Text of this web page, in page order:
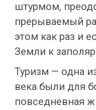
штурмом,
прерываемый
этом как раз и
Земли к
Туризм — одна
века были для
повседневная